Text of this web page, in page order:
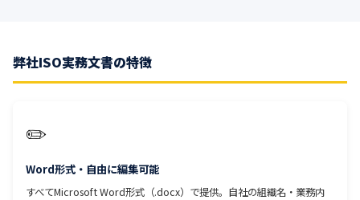
弊社ISO実務文書の特徴
✏️
Word形式・自由に編集可能
すべてMicrosoft Word形式（.docx）で提供。自社の組織名・業務内